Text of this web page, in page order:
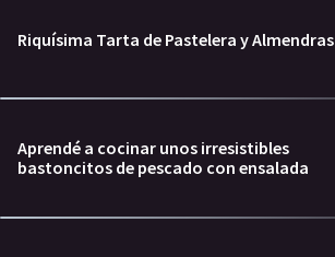
Riquísima Tarta de Pastelera y Almendras
Aprendé a cocinar unos irresistibles
bastoncitos de pescado con ensalada